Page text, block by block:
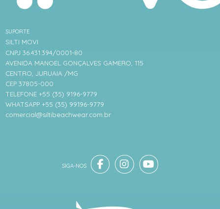
SUPORTE
SILTI MOVI
CNPJ 36.431.394/0001-80
AVENIDA MANOEL GONÇALVES GAMERO, 115
CENTRO, JURUAIA /MG
CEP 37805-000
TELEFONE +55 (35) 9196-9779
WHATSAPP +55 (35) 99196-9779
comercial@siltibeachwear.com.br